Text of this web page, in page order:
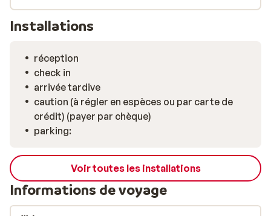
Installations
réception
check in
arrivée tardive
caution (à régler en espèces ou par carte de
crédit) (payer par chèque)
parking:
Voir toutes les installations
Informations de voyage